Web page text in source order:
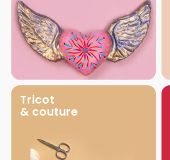
Tricot
& couture